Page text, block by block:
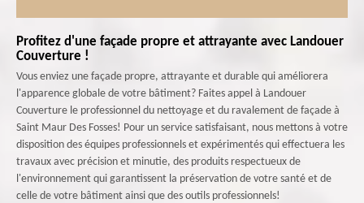
Profitez d'une façade propre et attrayante avec Landouer
Couverture !
Vous enviez une façade propre, attrayante et durable qui améliorera
l'apparence globale de votre bâtiment? Faites appel à Landouer
Couverture le professionnel du nettoyage et du ravalement de façade à
Saint Maur Des Fosses! Pour un service satisfaisant, nous mettons à votre
disposition des équipes professionnels et expérimentés qui effectuera les
travaux avec précision et minutie, des produits respectueux de
l'environnement qui garantissent la préservation de votre santé et de
celle de votre bâtiment ainsi que des outils professionnels!